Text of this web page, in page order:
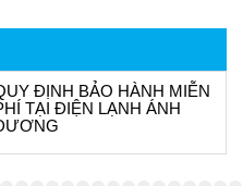
ĐỊNH BẢO HÀNH MIỄN
TẠI ĐIỆN LẠNH ÁNH